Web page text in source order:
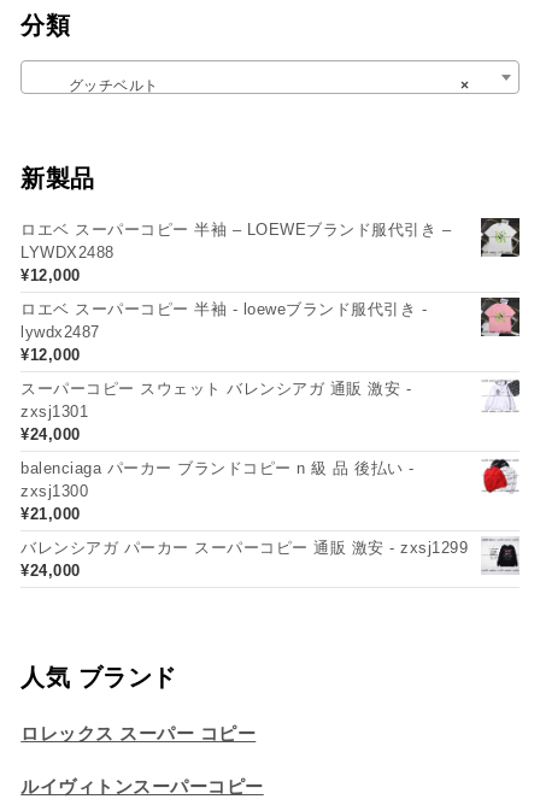
分類
×
グッチベルト
新製品
ロエベ スーパーコピー 半袖 – LOEWEブランド服代引き –
LYWDX2488
¥12,000
ロエベ スーパーコピー 半袖 - loeweブランド服代引き -
lywdx2487
¥12,000
スーパーコピー スウェット バレンシアガ 通販 激安 -
zxsj1301
¥24,000
balenciaga パーカー ブランドコピー n 級 品 後払い -
zxsj1300
¥21,000
バレンシアガ パーカー スーパーコピー 通販 激安 - zxsj1299
¥24,000
人気 ブランド
ロレックス スーパー コピー
ルイヴィトンスーパーコピー